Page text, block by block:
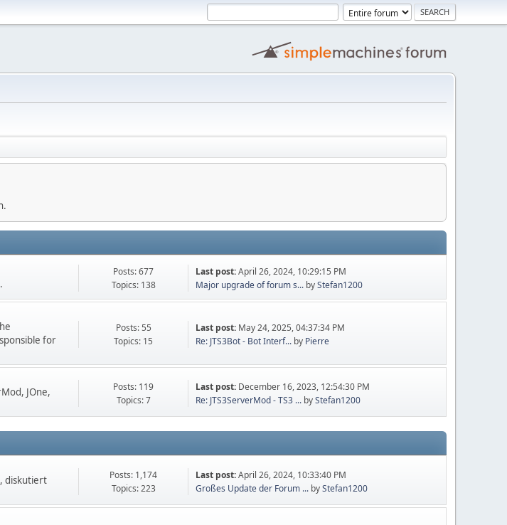
Posts: 677
Topics: 138
Last post:April 26, 2024, 10:29:15 PM
Major upgrade of forum s... byStefan1200
for
Posts: 55
Topics: 15
Last post: May 24, 2025, 04:37:34 PM
Re: JTS3Bot - Bot Interf... by Pierre
JOne,
Posts: 119
Topics: 7
Last post: December 16, 2023, 12:54:30 PM
Re: JTS3ServerMod - TS3 ... byStefan1200
diskutiert
Posts: 1,174
Topics: 223
Last post:April 26, 2024, 10:33:40 PM
Großes Update der Forum ... byStefan1200